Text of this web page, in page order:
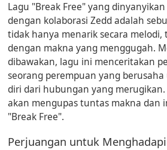
Lagu "Break Free" yang
dengan kolaborasi Zedd adalah
tidak hanya menarik secara
dengan makna yang menggugah.
dibawakan, lagu ini menceritakan
seorang perempuan yang
diri dari hubungan yang
akan mengupas tuntas makna dan
"Break Free".
Perjuangan untuk